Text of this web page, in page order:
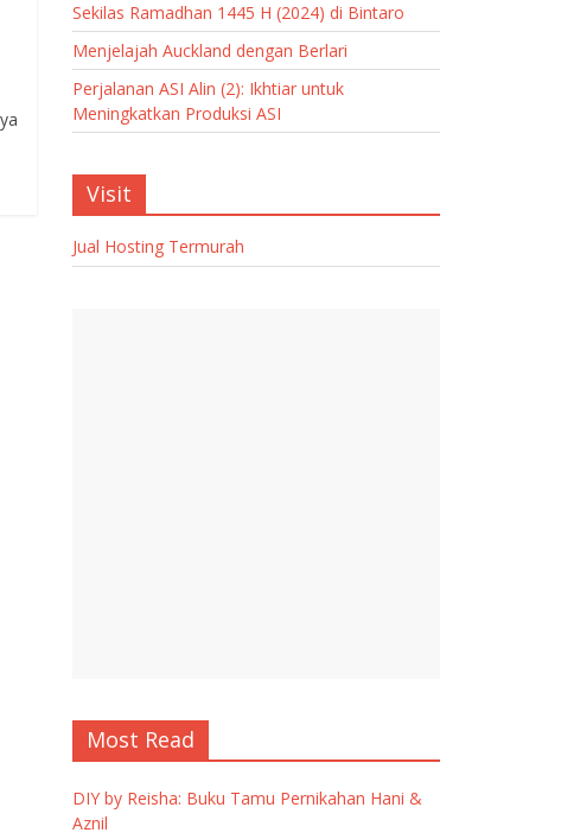
Sekilas Ramadhan 1445 H (2024) di Bintaro
Menjelajah Auckland dengan Berlari
Perjalanan ASI Alin (2): Ikhtiar untuk
Meningkatkan Produksi ASI
Visit
Jual Hosting Termurah
Most Read
DIY by Reisha: Buku Tamu Pernikahan Hani &
Aznil